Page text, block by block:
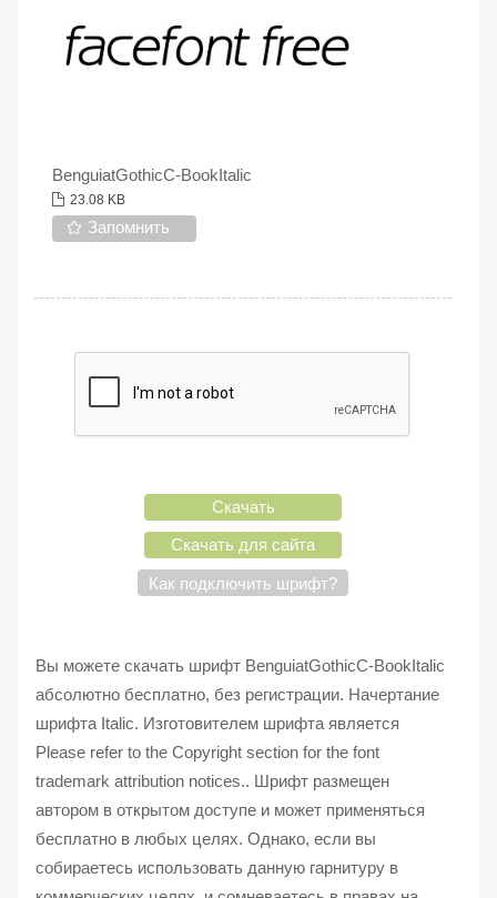
BenguiatGothicC-BookItalic
23.08 KB
Запомнить
Скачать
Скачать для сайта
Как подключить шрифт?
Вы можете скачать шрифт BenguiatGothicC-BookItalic
абсолютно бесплатно, без регистрации. Начертание
шрифта Italic. Изготовителем шрифта является
Please refer to the Copyright section for the font
trademark attribution notices.. Шрифт размещен
автором в открытом доступе и может применяться
бесплатно в любых целях. Однако, если вы
собираетесь использовать данную гарнитуру в